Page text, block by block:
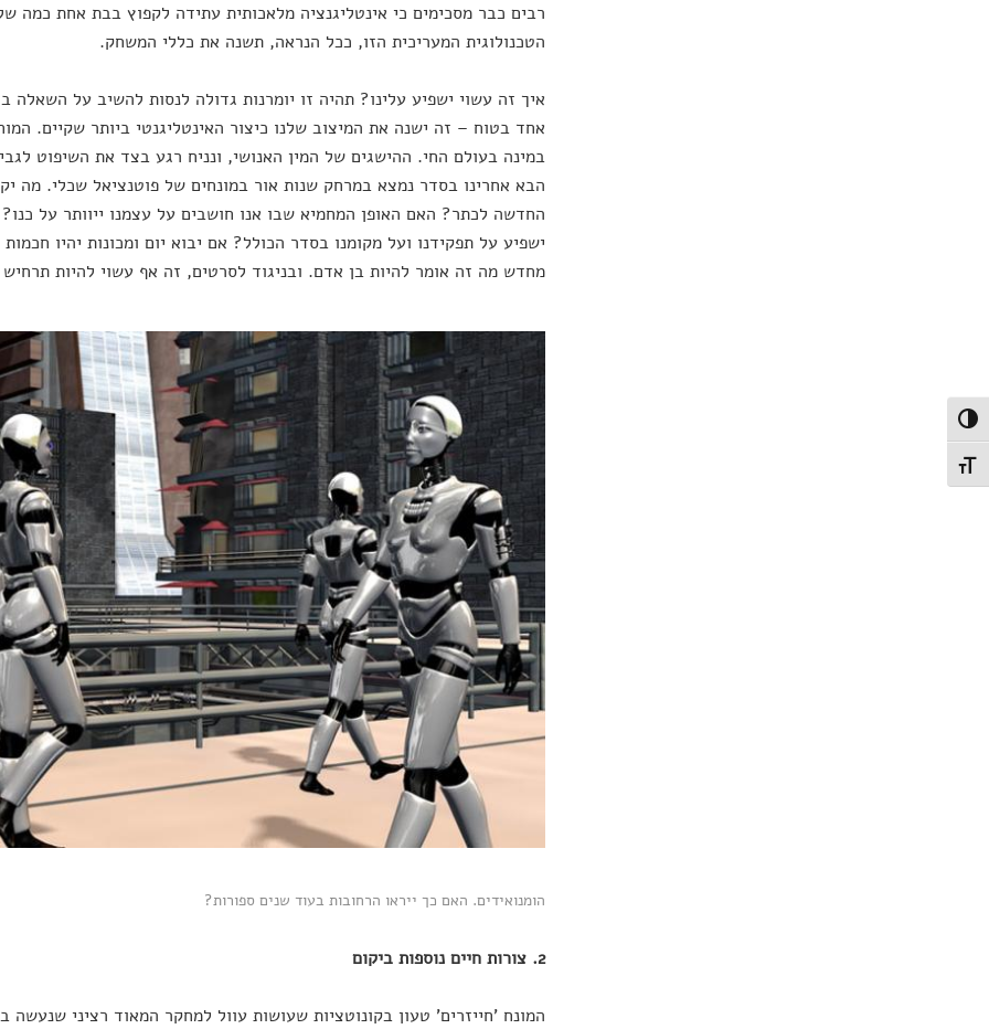
הפעל/כבה ניגודיות גבוהה
מתג גודל גופן
רבים כבר מסכימים כי אינטליגנציה מלאכותית עתידה לקפוץ בבת אחת כמה
הטכנולוגית המעריכית הזו, ככל הנראה, תשנה את כללי המשחק.
איך זה עשוי ישפיע עלינו? תהיה זו יומרנות גדולה לנסות להשיב על
אחד בטוח – זה ישנה את המיצוב שלנו כיצור האינטליגנטי ביותר שקיים.
במינה בעולם החי. ההישגים של המין האנושי, ונניח רגע בצד את השיפוט
הבא אחרינו בסדר נמצא במרחק שנות אור במונחים של פוטנציאל שכלי. מה
החדשה לכתר? האם האופן המחמיא שבו אנו חושבים על עצמנו ייוותר על
ישפיע על תפקידנו ועל מקומנו בסדר הכולל? אם יבוא יום ומכונות יהיו
מחדש מה זה אומר להיות בן אדם. ובניגוד לסרטים, זה אף עשוי להיות תרחיש
הומנואידים. האם כך ייראו הרחובות בעוד שנים ספורות?
2. צורות חיים נוספות ביקום
המונח 'חייזרים' טעון בקונוטציות שעושות עוול למחקר המאוד רציני שנעשה